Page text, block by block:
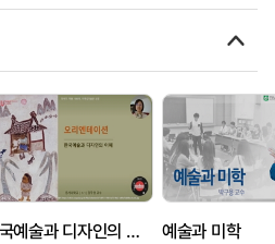
한국예술과 디자인의 이해 예술과 미학